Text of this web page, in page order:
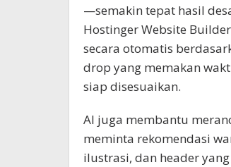
—semakin tepat hasil
Hostinger Website
secara otomatis
drop yang memakan
siap disesuaikan.
AI juga membantu
meminta rekomendasi
ilustrasi, dan header